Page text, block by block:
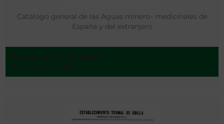
Catálogo general de las Aguas minero- medicinales de
España y del extranjero